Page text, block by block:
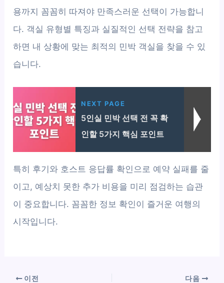
용까지 꼼꼼히 따져야 만족스러운 선택이 가능합니
다. 객실 유형별 특징과 실질적인 선택 전략을 참고
하면 내 상황에 맞는 최적의 민박 객실을 찾을 수 있
습니다.
NEXT PAGE
5인실 민박 선택 전 꼭 확
인할 5가지 핵심 포인트
특히 후기와 호스트 응답률 확인으로 예약 실패를 줄
이고, 예상치 못한 추가 비용을 미리 점검하는 습관
이 중요합니다. 꼼꼼한 정보 확인이 즐거운 여행의
시작입니다.
이전 다음